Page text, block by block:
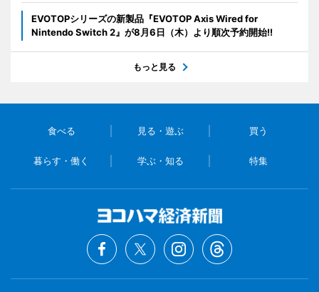
EVOTOPシリーズの新製品『EVOTOP Axis Wired for
Nintendo Switch 2』が8月6日（木）より順次予約開始!!
もっと見る
食べる 見る・遊ぶ 買う
暮らす・働く 学ぶ・知る 特集